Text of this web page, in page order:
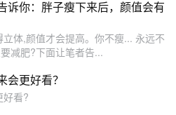
诉你：胖子瘦下来后，颜值会有
体,颜值才会提高。你不瘦... 永远不
减肥?下面让笔者告...
会更好看？
好看?